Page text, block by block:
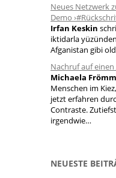
Neues Netzwerk
Demo
Irfan Keskin
iktidarla
Afganistan gibi
Nachruf auf
Michaela
Menschen im
jetzt erfahren
Contraste.
irgendwie…
NEUESTE